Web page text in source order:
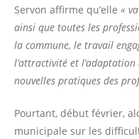
Servon affirme qu’elle «
ainsi que toutes les
la commune, le travail
l’attractivité et
nouvelles pratiques des
Pourtant, début février,
municipale sur les